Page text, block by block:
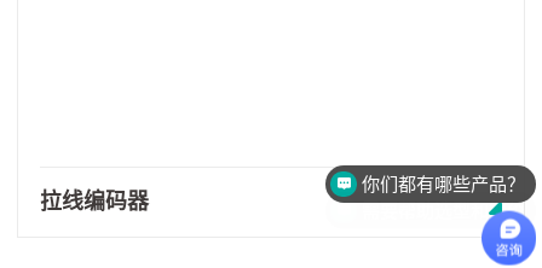
拉线编码器
需要帮助选型和报价